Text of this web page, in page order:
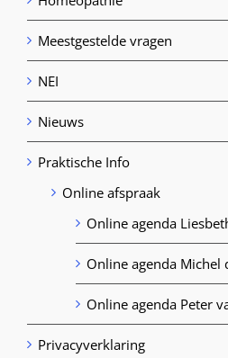
Meestgestelde vragen
NEI
Nieuws
Praktische Info
Online afspraak
Online agenda
Online agenda Michel
Online agenda Peter
Privacyverklaring